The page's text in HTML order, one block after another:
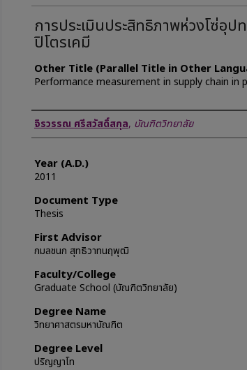
การประเมินประสิทธิภาพห่วงโซ่อุป
ปิโตรเคมี
Other Title (Parallel Title in Other
Performance measurement in supply chain in
Author
จิรวรรณ ศรีสวัสดิ์สกุล, บัณฑิตวิทยาลัย
Year (A.D.)
2011
Document Type
Thesis
First Advisor
กมลชนก สุทธิวาทนฤพุฒิ
Faculty/College
Graduate School (บัณฑิตวิทยาลัย)
Degree Name
วิทยาศาสตรมหาบัณฑิต
Degree Level
ปริญญาโท